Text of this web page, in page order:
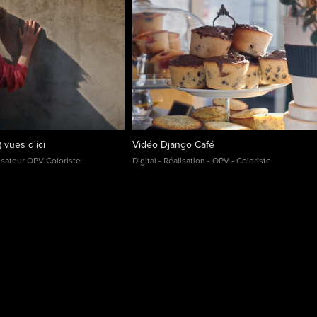
vues d'ici
OPV Coloriste
Vidéo Django Café
Digital - Réalisation - OPV - Coloriste